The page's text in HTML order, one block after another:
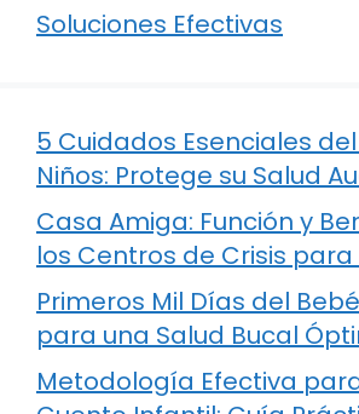
Soluciones Efectivas
5 Cuidados Esenciales
Niños: Protege su Salud
Casa Amiga: Función y
los Centros de Crisis
Primeros Mil Días del
para una Salud Bucal
Metodología Efectiva